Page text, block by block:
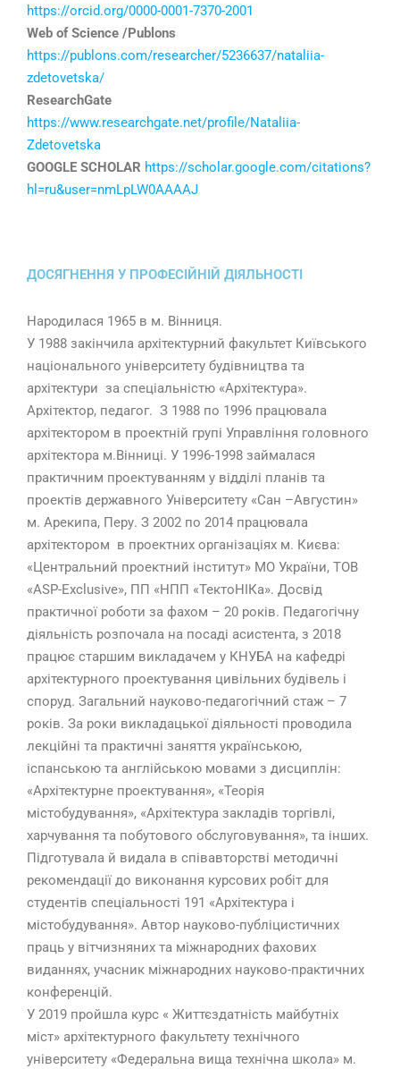
https://orcid.org/0000-0001-7370-2001
Web of Science /Publons
https://publons.com/researcher/5236637/nataliia-
zdetovetska/
ResearchGate
https://www.researchgate.net/profile/Nataliia-
Zdetovetska
GOOGLE SCHOLAR https://scholar.google.com/citations?
hl=ru&user=nmLpLW0AAAAJ
ДОСЯГНЕННЯ У ПРОФЕСІЙНІЙ ДІЯЛЬНОСТІ
Народилася 1965 в м. Вінниця.
У 1988 закінчила архітектурний факультет Київського
національного університету будівництва та
архітектури за спеціальністю «Архітектура».
Архітектор, педагог. З 1988 по 1996 працювала
архітектором в проектній групі Управління головного
архітектора м.Вінниці. У 1996-1998 займалася
практичним проектуванням у відділі планів та
проектів державного Унiверситету «Сан –Августин»
м. Арекипа, Перу. З 2002 по 2014 працювала
архітектором в проектних організаціях м. Києва:
«Центральний проектний інститут» МО України, ТОВ
«ASP-Exclusive», ПП «НПП «ТектоНІКа». Досвід
практичної роботи за фахом – 20 років. Педагогічну
діяльність розпочала на посаді асистента, з 2018
працює старшим викладачем у КНУБА на кафедрі
архітектурного проектування цивільних будівель і
споруд. Загальний науково-педагогічний стаж – 7
років. За роки викладацької діяльності проводила
лекційні та практичні заняття українською,
іспанською та англійською мовами з дисциплін:
«Архітектурне проектування», «Теорія
містобудування», «Архітектура закладів торгівлі,
харчування та побутового обслуговування», та інших.
Підготувала й видала в співавторстві методичні
рекомендації до виконання курсових робіт для
студентів спеціальності 191 «Архітектура і
містобудування». Автор науково-публіцистичних
праць у вітчизняних та міжнародних фахових
виданнях, учасник міжнародних науково-практичних
конференцій.
У 2019 пройшла курс « Життєздатність майбутніх
міст» архітектурного факультету технічного
університету «Федеральна вища технічна школа» м.